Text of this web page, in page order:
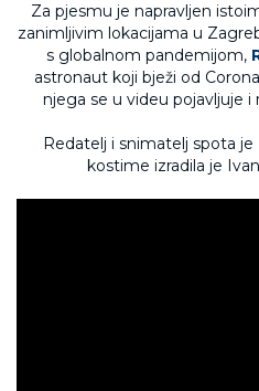
Za pjesmu je napravljen
zanimljivim lokacijama u
s globalnom pandemijom,
astronaut koji bježi od
njega se u videu pojavljuje i
Redatelj i snimatelj spota
kostime izradila je